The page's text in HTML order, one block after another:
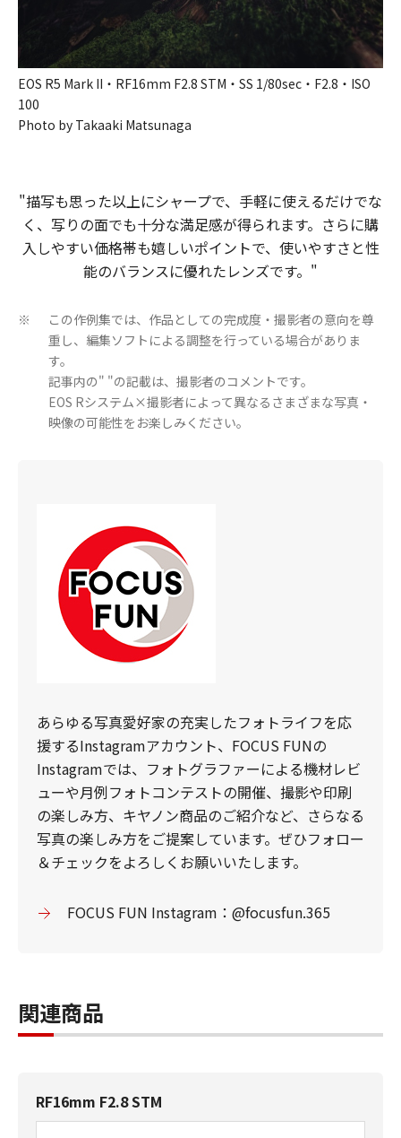
EOS R5 Mark II・RF16mm F2.8 STM・SS 1/80sec・F2.8・ISO
100
Photo by Takaaki Matsunaga
"描写も​思った​以上に​シャープで、​手軽に​使えるだけでな
く、​写りの​面でも​十分な​満足感が​得られます。​さらに​購
入しやすい​価格帯も​嬉しい​ポイントで、​使いやすさと​性
能の​バランスに​優れた​レンズです。​​​"
※
この作例集では、作品としての完成度・撮影者の意向を尊
重し、編集ソフトによる調整を行っている場合がありま
す。
記事内の" "の記載は、撮影者のコメントです。
EOS Rシステム×撮影者によって異なるさまざまな写真・
映像の可能性をお楽しみください。
あらゆる写真愛好家の充実したフォトライフを応
援するInstagramアカウント、FOCUS FUNの
Instagramでは、フォトグラファーによる機材レビ
ューや月例フォトコンテストの開催、撮影や印刷
の楽しみ方、キヤノン商品のご紹介など、さらなる
写真の楽しみ方をご提案しています。ぜひフォロー
＆チェックをよろしくお願いいたします。
FOCUS FUN Instagram：@focusfun.365
関連商品
RF16mm F2.8 STM